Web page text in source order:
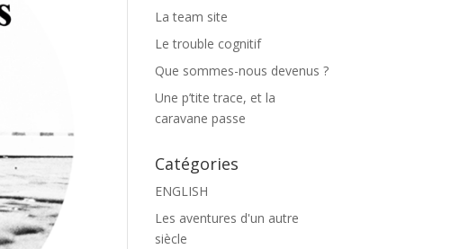
La team site
Le trouble cognitif
Que sommes-nous devenus ?
Une p’tite trace, et la
caravane passe
Catégories
ENGLISH
Les aventures d'un autre
siècle